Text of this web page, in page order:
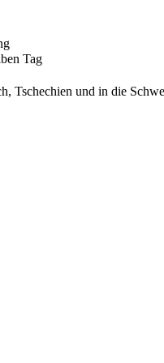
Tag
Tschechien und in die